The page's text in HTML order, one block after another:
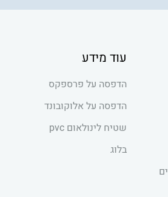
עוד מידע
הדפסה על פרספקס
הדפסה על אלוקובונד
שטיח לינולאום pvc
בלוג